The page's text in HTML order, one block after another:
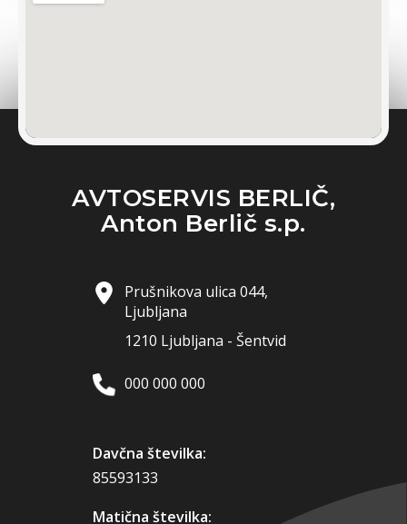
AVTOSERVIS BERLIČ,
Anton Berlič s.p.
Prušnikova ulica 044,
Ljubljana
1210 Ljubljana - Šentvid
000 000 000
Davčna številka:
85593133
Matična številka: